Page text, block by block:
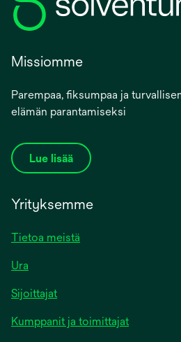
Missiomme
Parempaa, fiksumpaa ja
elämän parantamiseksi
Lue lisää
Yrityksemme
Tietoa meistä
Ura
Sijoittajat
Kumppanit ja toimittajat